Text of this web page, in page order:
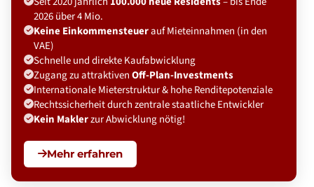
2026 über 4 Mio.
Keine Einkommensteuerauf Mieteinnahmen (in den
VAE)
Schnelle und direkte Kaufabwicklung
Zugang zu attraktivenOff-Plan-Investments
Internationale Mieterstruktur & hohe Renditepotenziale
Rechtssicherheit durch zentrale staatliche Entwickler
Kein Maklerzur Abwicklung nötig!
Mehr erfahren